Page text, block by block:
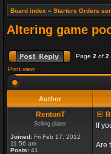
Board index » Starters Orders
Altering game
Page 2 of 2
Print view
Author
RentonT
Selling plater
Joined: Fri Feb 17, 2012
11:56 am
Posts: 41
If
Are